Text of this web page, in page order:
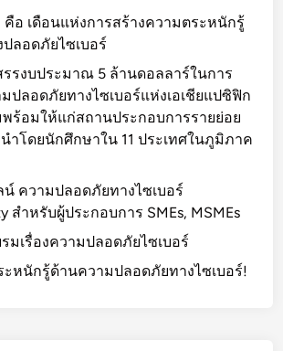
อ เดือนแห่งการสร้างความตระหนักรู้
ลอดภัยไซเบอร์
รรงบประมาณ 5 ล้านดอลลาร์ในการ
ปลอดภัยทางไซเบอร์แห่งเอเชียแปซิฟิก
พร้อมให้แก่สถานประกอบการรายย่อย
ำโดยนักศึกษาใน 11 ประเทศในภูมิภาค
น์ ความปลอดภัยทางไซเบอร์
สำหรับผู้ประกอบการ SMEs, MSMEs
มเรื่องความปลอดภัยไซเบอร์
ะหนักรู้ด้านความปลอดภัยทางไซเบอร์!